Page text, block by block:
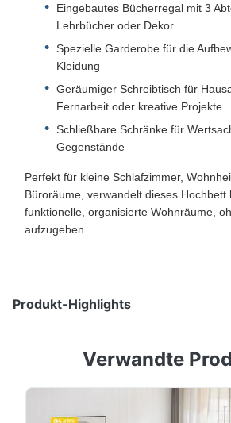
Eingebautes Bücherregal mit 3
Lehrbücher oder Dekor
Spezielle Garderobe für die
Kleidung
Geräumiger Schreibtisch für
Fernarbeit oder kreative Projekte
Schließbare Schränke für
Gegenstände
Perfekt für kleine Schlafzimmer,
Büroräume, verwandelt dieses Hochbett
funktionelle, organisierte Wohnräume,
aufzugeben.
Produkt-Highlights
Robustes Metallloftbett für
organisiert Dieses robuste
Verwandte